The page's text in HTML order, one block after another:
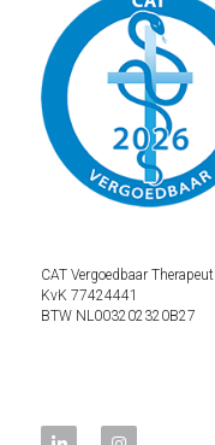
CAT Vergoedbaar Therapeut
KvK 77424441
BTW NL003202320B27